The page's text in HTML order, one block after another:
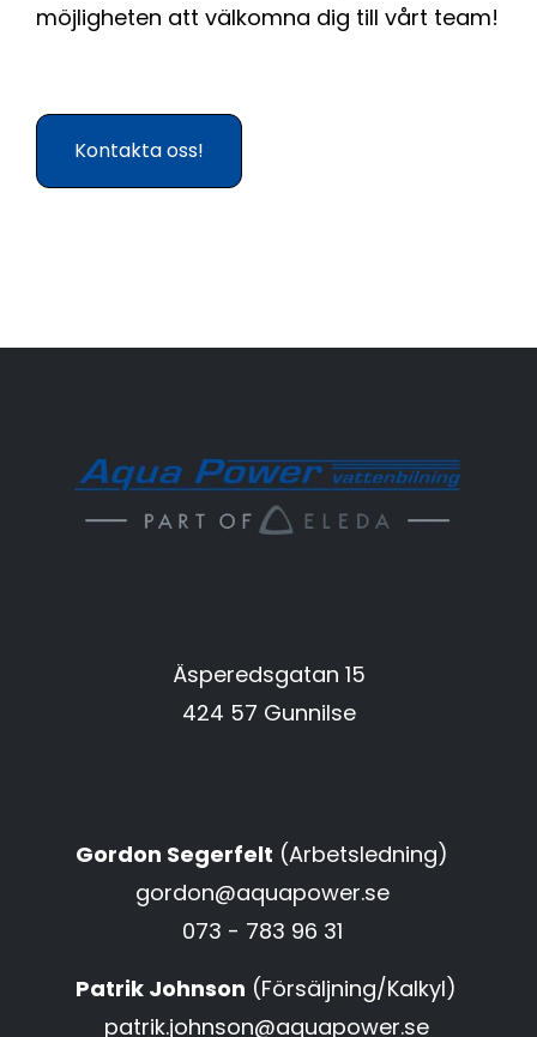
möjligheten att välkomna dig till vårt team!
Kontakta oss!
Äsperedsgatan 15
424 57 Gunnilse
Gordon Segerfelt (Arbetsledning)
gordon@aquapower.se
073 - 783 96 31
Patrik Johnson (Försäljning/Kalkyl)
patrik.johnson@aquapower.se